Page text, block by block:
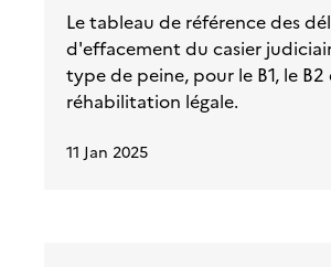
Le tableau de référence des
d'effacement du casier
type de peine, pour le B1, le B2
réhabilitation légale.
11 Jan 2025